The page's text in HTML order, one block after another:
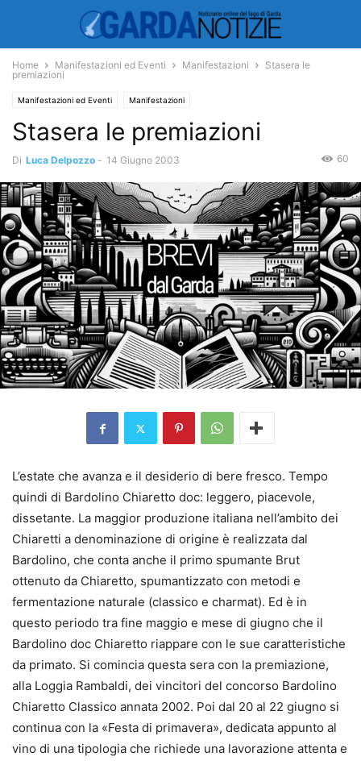
Home Manifestazioni ed Eventi Manifestazioni
Stasera le
premiazioni
Manifestazioni ed Eventi Manifestazioni
Stasera le premiazioni
Di Luca Delpozzo - 14 Giugno 2003 60
L’estate che avanza e il desiderio di bere fresco. Tempo
quindi di Bardolino Chiaretto doc: leggero, piacevole,
dissetante. La maggior produzione italiana nell’ambito dei
Chiaretti a denominazione di origine è realizzata dal
Bardolino, che conta anche il primo spumante Brut
ottenuto da Chiaretto, spumantizzato con metodi e
fermentazione naturale (classico e charmat). Ed è in
questo periodo tra fine maggio e mese di giugno che il
Bardolino doc Chiaretto riappare con le sue caratteristiche
da primato. Si comincia questa sera con la premiazione,
alla Loggia Rambaldi, dei vincitori del concorso Bardolino
Chiaretto Classico annata 2002. Poi dal 20 al 22 giugno si
continua con la «Festa di primavera», dedicata appunto al
vino di una tipologia che richiede una lavorazione attenta e